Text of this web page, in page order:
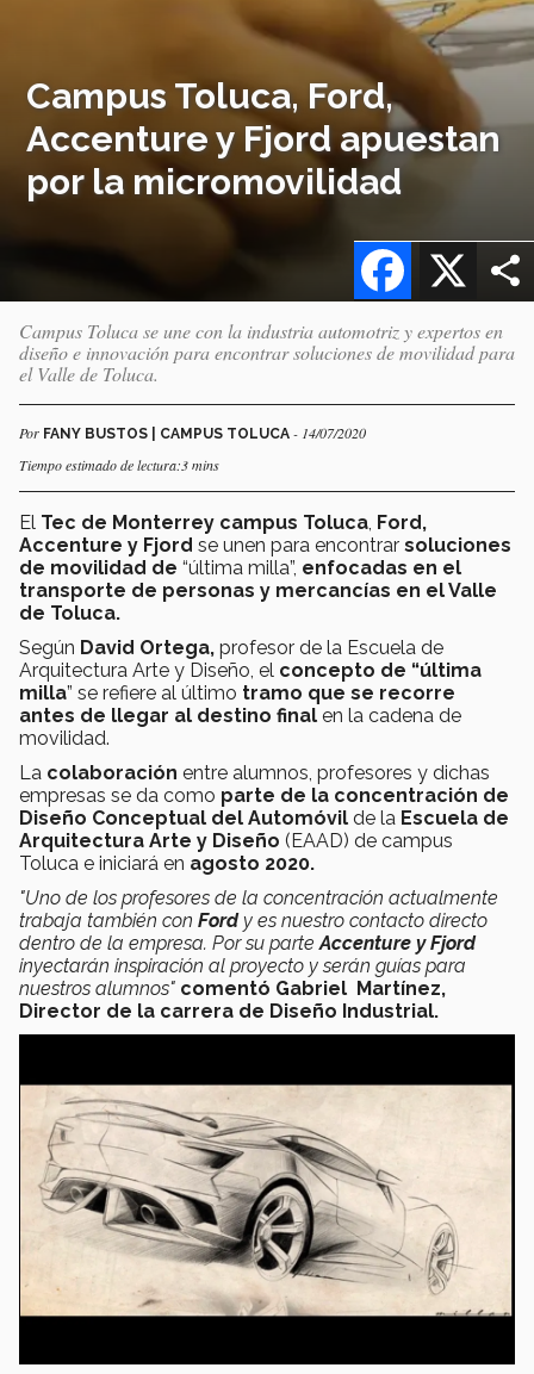
Campus Toluca, Ford,
Accenture y Fjord apuestan
por la micromovilidad
X
Facebook
Campus Toluca se une con la industria automotriz y expertos en
diseño e innovación para encontrar soluciones de movilidad para
el Valle de Toluca.
Por FANY BUSTOS | CAMPUS TOLUCA - 14/07/2020
Tiempo estimado de lectura:3 mins
El Tec de Monterrey campus Toluca Ford,
Accenture y Fjord se unen para encontrar soluciones
de movilidad de “última milla”, enfocadas en el
transporte de personas y mercancías en el Valle
de Toluca.
Según David Ortega, profesor de la Escuela de
Arquitectura Arte y Diseño, el concepto de “última
milla” se refiere al último tramo que se recorre
antes de llegar al destino final en la cadena de
movilidad.
La colaboración entre alumnos, profesores y dichas
empresas se da como parte de la concentración de
Diseño Conceptual del Automóvil de la Escuela de
Arquitectura Arte y Diseño (EAAD) de campus
Toluca e iniciará en agosto 2020.
"Uno de los profesores de la concentración actualmente
trabaja también con Ford y es nuestro contacto directo
dentro de la empresa. Por su parte Accenture y Fjord
inyectarán inspiración al proyecto y serán guías para
nuestros alumnos" comentó Gabriel Martínez,
Director de la carrera de Diseño Industrial.